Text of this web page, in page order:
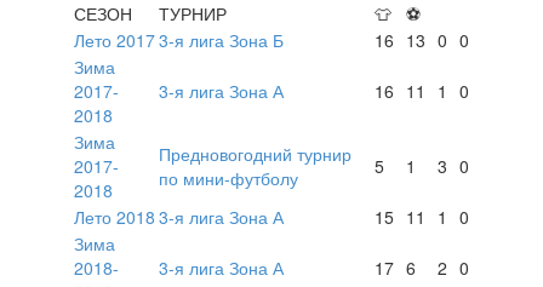
СЕЗОН
ТУРНИР 👕 ⚽
Лето 20173-я лига Зона Б 16 13 0 0
Зима
2017-
2018
3-я лига Зона А 16 11 1 0
Зима
2017-
2018
Предновогодний турнир
по мини-футболу
5 1 3 0
Лето 2018 3-я лига Зона А 15 11 1
0
Зима
2018-
3-я лига Зона А 17 6 2 0